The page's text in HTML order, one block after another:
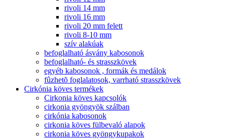
rivoli 14 mm
rivoli 16 mm
rivoli 20 mm felett
rivoli 8-10 mm
szív alakúak
befoglalható ásvány kabosonok
befoglalható- és strasszkövek
egyéb kabosonok , formák és medálok
fûzhetõ foglalatosok, varrható strasszkövek
Cirkónia köves termékek
Cirkonia köves kapcsolók
cirkonia gyöngyök szálban
cirkónia kabosonok
cirkonia köves fülbevaló alapok
cirkonia köves gyöngykupakok